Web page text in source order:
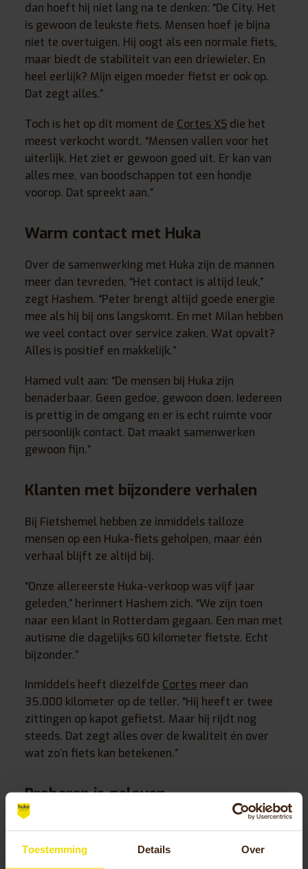
Toestemming Details Over
dan hoeft hij niet lang na te denken: “De City. Het
is gewoon de leukste fiets. Mensen hoef je bijna
niet te overtuigen. Hij oogt als een normale fiets,
maar biedt de stabiliteit van een driewieler. En
heel eerlijk? Mijn eigen moeder fietst er ook op.
Dat zegt alles.”
Toch is het op dit moment de Cortes XS die het
meest verkocht wordt. “Mensen vallen voor het
uiterlijk. Het ziet er gewoon goed uit. Er kan van
alles mee, van boodschappen tot een hondje
voorop. Dat spreekt aan.”
Warm contact met Huka
Over de samenwerking met Huka zijn de mannen
meer dan tevreden. “Het contact is altijd leuk,”
zegt Hashem. “Peter brengt altijd goede energie
mee als hij bij ons langskomt. En met Milan hebben
we veel contact over service zaken. Wat opvalt?
Alles is positief en makkelijk.”
Hamed vult aan: “De mensen bij Huka zijn
benaderbaar. Geen gedoe, gewoon doen. Iedereen
is prettig in de omgang en er is echt ruimte voor
persoonlijk contact. Dat maakt samenwerken
gewoon fijn.”
Klanten met bijzondere verhalen
Bij Fietshemel hebben ze inmiddels talloze
mensen op een Huka-fiets geholpen, maar één
verhaal blijft ze altijd bij.
“Onze allereerste Huka-verkoop was vijf jaar
geleden,” herinnert Hashem zich. “We zijn toen
naar een klant in Rotterdam gegaan. Een man met
autisme die dagelijks 60 kilometer fietste. Echt
bijzonder.”
Inmiddels heeft diezelfde Cortes meer dan
35.000 kilometer op de teller. “Hij heeft er twee
zittingen op kapot gefietst. Maar hij rijdt nog
steeds. Dat zegt alles over de kwaliteit én over
wat zo’n fiets kan betekenen.”
Proberen is geloven
aanschaf van een driewielfiets. “We hebben alle
modellen staan, zodat mensen alles kunnen